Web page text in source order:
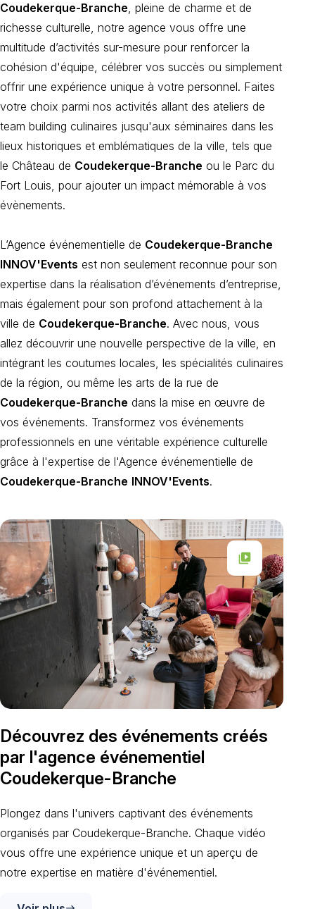
Coudekerque-Branche, pleine de charme et de
richesse culturelle, notre agence vous offre une
multitude d’activités sur-mesure pour renforcer la
cohésion d'équipe, célébrer vos succès ou simplement
offrir une expérience unique à votre personnel. Faites
votre choix parmi nos activités allant des ateliers de
team building culinaires jusqu'aux séminaires dans les
lieux historiques et emblématiques de la ville, tels que
le Château de Coudekerque-Branche ou le Parc du
Fort Louis, pour ajouter un impact mémorable à vos
évènements.
L’Agence événementielle de Coudekerque-Branche
INNOV'Events est non seulement reconnue pour son
expertise dans la réalisation d’événements d’entreprise,
mais également pour son profond attachement à la
ville de Coudekerque-Branche. Avec nous, vous
allez découvrir une nouvelle perspective de la ville, en
intégrant les coutumes locales, les spécialités culinaires
de la région, ou même les arts de la rue de
Coudekerque-Branche dans la mise en œuvre de
vos événements. Transformez vos événements
professionnels en une véritable expérience culturelle
grâce à l'expertise de l'Agence événementielle de
Coudekerque-Branche INNOV'Events.
Découvrez des événements créés
par l'agence événementiel
Coudekerque-Branche
Plongez dans l'univers captivant des événements
organisés par Coudekerque-Branche. Chaque vidéo
vous offre une expérience unique et un aperçu de
notre expertise en matière d'événementiel.
video_library